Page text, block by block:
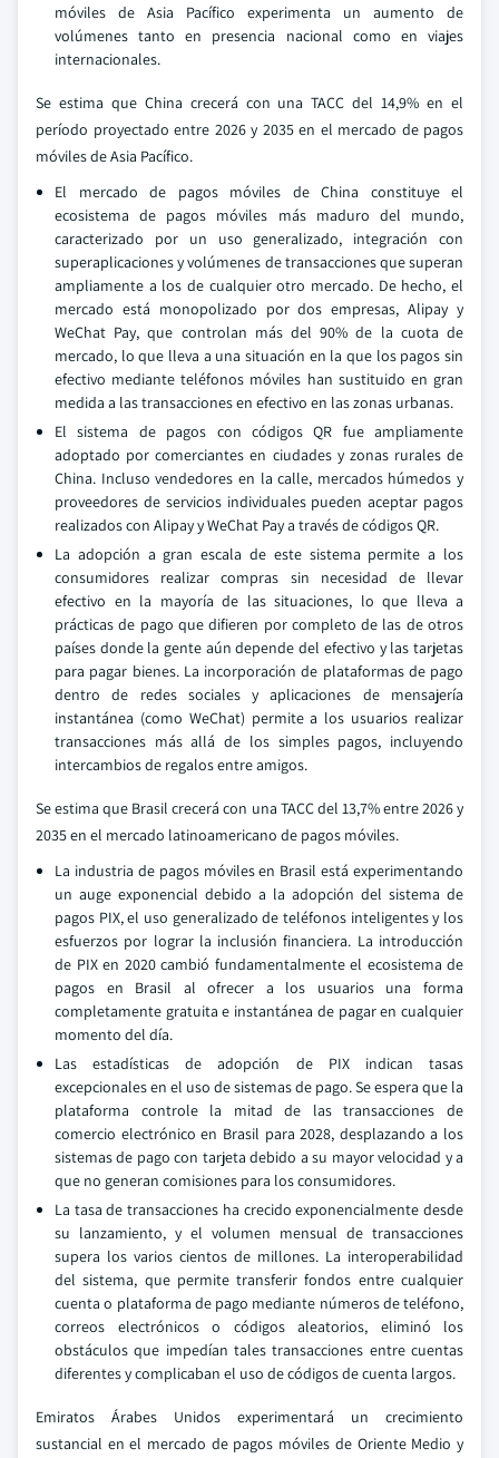
móviles de Asia Pacífico experimenta un aumento de
volúmenes tanto en presencia nacional como en viajes
internacionales.
Se estima que China crecerá con una TACC del 14,9% en el
período proyectado entre 2026 y 2035 en el mercado de pagos
móviles de Asia Pacífico.
El mercado de pagos móviles de China constituye el
ecosistema de pagos móviles más maduro del mundo,
caracterizado por un uso generalizado, integración con
superaplicaciones y volúmenes de transacciones que superan
ampliamente a los de cualquier otro mercado. De hecho, el
mercado está monopolizado por dos empresas, Alipay y
WeChat Pay, que controlan más del 90% de la cuota de
mercado, lo que lleva a una situación en la que los pagos sin
efectivo mediante teléfonos móviles han sustituido en gran
medida a las transacciones en efectivo en las zonas urbanas.
El sistema de pagos con códigos QR fue ampliamente
adoptado por comerciantes en ciudades y zonas rurales de
China. Incluso vendedores en la calle, mercados húmedos y
proveedores de servicios individuales pueden aceptar pagos
realizados con Alipay y WeChat Pay a través de códigos QR.
La adopción a gran escala de este sistema permite a los
consumidores realizar compras sin necesidad de llevar
efectivo en la mayoría de las situaciones, lo que lleva a
prácticas de pago que difieren por completo de las de otros
países donde la gente aún depende del efectivo y las tarjetas
para pagar bienes. La incorporación de plataformas de pago
dentro de redes sociales y aplicaciones de mensajería
instantánea (como WeChat) permite a los usuarios realizar
transacciones más allá de los simples pagos, incluyendo
intercambios de regalos entre amigos.
Se estima que Brasil crecerá con una TACC del 13,7% entre 2026 y
2035 en el mercado latinoamericano de pagos móviles.
La industria de pagos móviles en Brasil está experimentando
un auge exponencial debido a la adopción del sistema de
pagos PIX, el uso generalizado de teléfonos inteligentes y los
esfuerzos por lograr la inclusión financiera. La introducción
de PIX en 2020 cambió fundamentalmente el ecosistema de
pagos en Brasil al ofrecer a los usuarios una forma
completamente gratuita e instantánea de pagar en cualquier
momento del día.
Las estadísticas de adopción de PIX indican tasas
excepcionales en el uso de sistemas de pago. Se espera que la
plataforma controle la mitad de las transacciones de
comercio electrónico en Brasil para 2028, desplazando a los
sistemas de pago con tarjeta debido a su mayor velocidad y a
que no generan comisiones para los consumidores.
La tasa de transacciones ha crecido exponencialmente desde
su lanzamiento, y el volumen mensual de transacciones
supera los varios cientos de millones. La interoperabilidad
del sistema, que permite transferir fondos entre cualquier
cuenta o plataforma de pago mediante números de teléfono,
correos electrónicos o códigos aleatorios, eliminó los
obstáculos que impedían tales transacciones entre cuentas
diferentes y complicaban el uso de códigos de cuenta largos.
Emiratos Árabes Unidos experimentará un crecimiento
sustancial en el mercado de pagos móviles de Oriente Medio y